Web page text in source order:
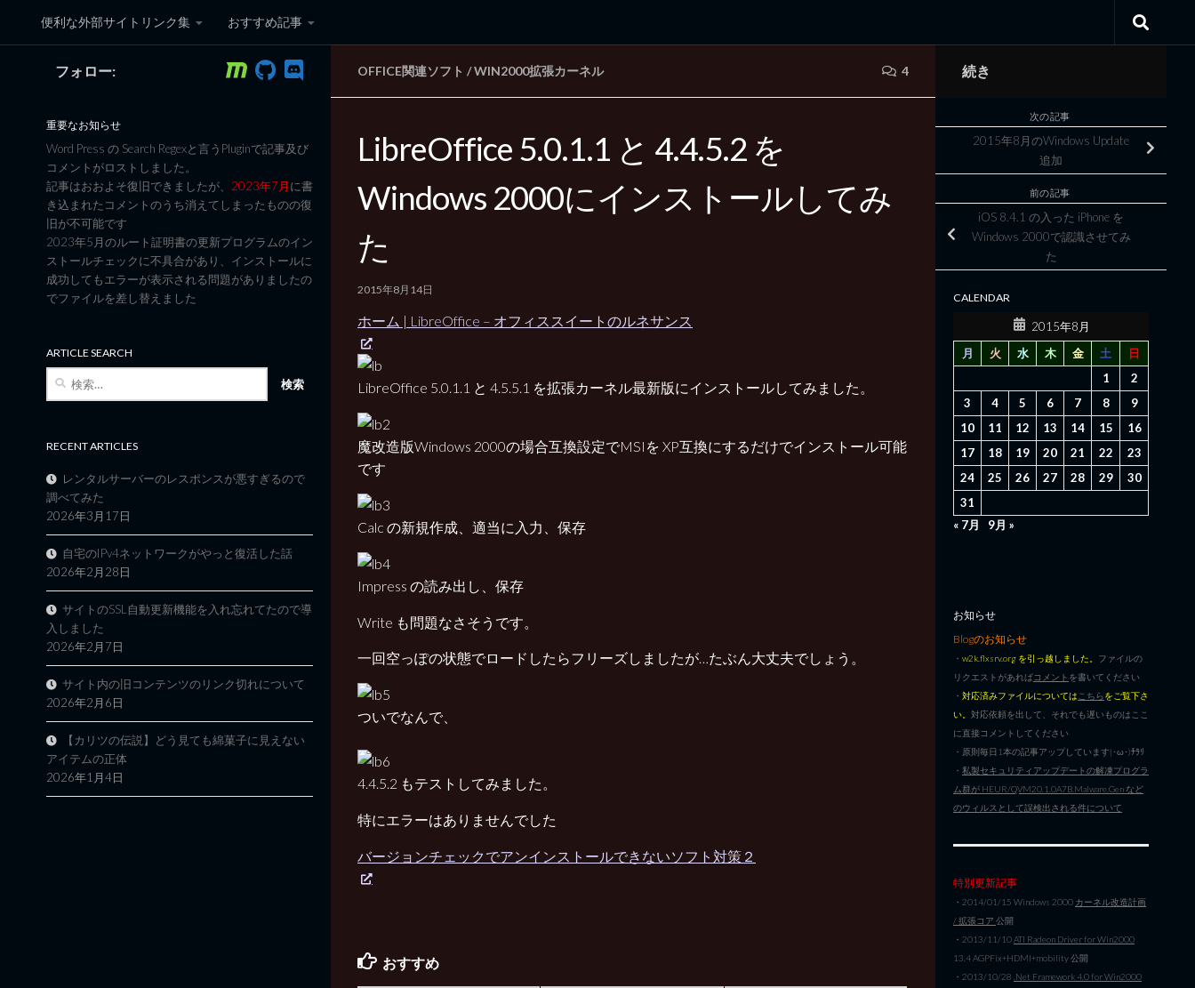
コンテンツへスキップ
便利な外部サイトリンク集 おすすめ記事
黒翼猫のコンピュータ日記 3rd Edition
OFFICE関連ソフト /WIN2000拡張カーネル 4
LibreOffice 5.0.1.1 と 4.4.5.2 を
Windows 2000にインストールしてみ
た
2015年8月14日
ホーム | LibreOffice – オフィススイートのルネサンス
LibreOffice 5.0.1.1 と 4.5.5.1 を拡張カーネル最新版にインストールしてみました。
魔改造版Windows 2000の場合互換設定でMSIを XP互換にするだけでインストール可能
です
Calc の新規作成、適当に入力、保存
Impress の読み出し、保存
Write も問題なさそうです。
一回空っぽの状態でロードしたらフリーズしましたが…たぶん大丈夫でしょう。
ついでなんで、
4.4.5.2 もテストしてみました。
特にエラーはありませんでした
バージョンチェックでアンインストールできないソフト対策２
おすすめ
フォロー:
重要なお知らせ
Word Press の Search Regexと言うPluginで記事及び
コメントがロストしました。
記事はおおよそ復旧できましたが、 2023年7月に書
き込まれたコメントのうち消えてしまったものの復
旧が不可能です
2023年5月のルート証明書の更新プログラムのイン
ストールチェックに不具合があり、インストールに
成功してもエラーが表示される問題がありましたの
でファイルを差し替えました
ARTICLE SEARCH
RECENT ARTICLES
レンタルサーバーのレスポンスが悪すぎるので
調べてみた
2026年3月17日
自宅のIPv4ネットワークがやっと復活した話
2026年2月28日
サイトのSSL自動更新機能を入れ忘れてたので導
入しました
2026年2月7日
サイト内の旧コンテンツのリンク切れについて
2026年2月6日
【カリツの伝説】どう見ても綿菓子に見えない
アイテムの正体
2026年1月4日
続き
次の記事
2015年8月のWindows Update
追加
前の記事
iOS 8.4.1 の入った iPhone を
Windows 2000で認識させてみ
た
CALENDAR
2015年8月
月
火 水 木 金 土
日
1
2
3
4 5 6 7 8
9
10
11 12 13 14 15
16
17
18 19 20 21 22
23
24
25 26 27 28 29
30
31
« 7月
9月 »
お知らせ
Blogのお知らせ
・ w2k.flxsrv.org を引っ越しました。 ファイルの
リクエストがあればコメント を書いてください
・ 対応済みファイルについては こちらをご覧下さ
い。 対応依頼を出して、それでも遅いものはここ
に直接コメントしてください
・原則毎日1本の記事アップしています|･ω･)ﾁﾗﾘ
・ 私製セキュリティアップデートの解凍プログラ
ム群が HEUR/QVM20.1.0A7B.Malware.Gen など
のウィルスとして誤検出される件について
特別更新記事
・2014/01/15 Windows 2000 カーネル改造計画
/ 拡張コア 公開
・2013/11/10ATI Radeon Driver for Win2000
13.4 AGPFix+HDMI+mobility 公開
・2013/10/28 .Net Framework 4.0 for Win2000